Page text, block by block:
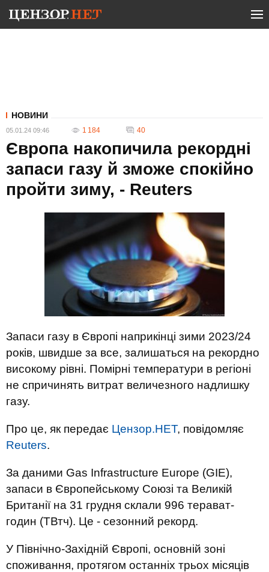
НОВИНИ
05.01.24 09:46 1 184 40
Європа накопичила рекордні
запаси газу й зможе спокійно
пройти зиму, - Reuters
Запаси газу в Європі наприкінці зими 2023/24
років, швидше за все, залишаться на рекордно
високому рівні. Помірні температури в регіоні
не спричинять витрат величезного надлишку
газу.
Про це, як передає Цензор.НЕТ, повідомляє
Reuters.
За даними Gas Infrastructure Europe (GIE),
запаси в Європейському Союзі та Великій
Британії на 31 грудня склали 996 терават-
годин (ТВтч). Це - сезонний рекорд.
У Північно-Західній Європі, основній зоні
споживання, протягом останніх трьох місяців